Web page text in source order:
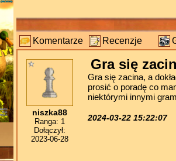
Komentarze Recenzje
niszka88
Ranga: 1
Dołączył:
2023-06-28
Gra się
Gra się zacina, a
prosić o poradę co
niektórymi innymi
2024-03-22 15:22:07